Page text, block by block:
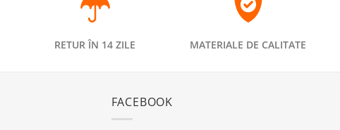
RETUR ÎN 14 ZILE MATERIALE DE CALITATE
FACEBOOK